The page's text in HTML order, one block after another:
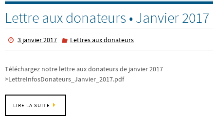
Lettre aux donateurs • Janvier 2017
3 janvier 2017 Lettres aux donateurs
Téléchargez notre lettre aux donateurs de janvier 2017
>LettreInfosDonateurs_Janvier_2017.pdf
LIRE LA SUITE